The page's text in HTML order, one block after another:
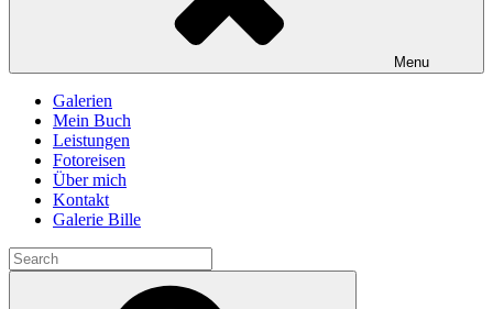
Menu
Galerien
Mein Buch
Leistungen
Fotoreisen
Über mich
Kontakt
Galerie Bille
Search
for: